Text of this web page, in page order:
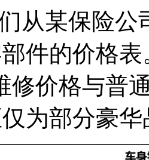
从某保险
件的价格
修价格与普
为部分豪